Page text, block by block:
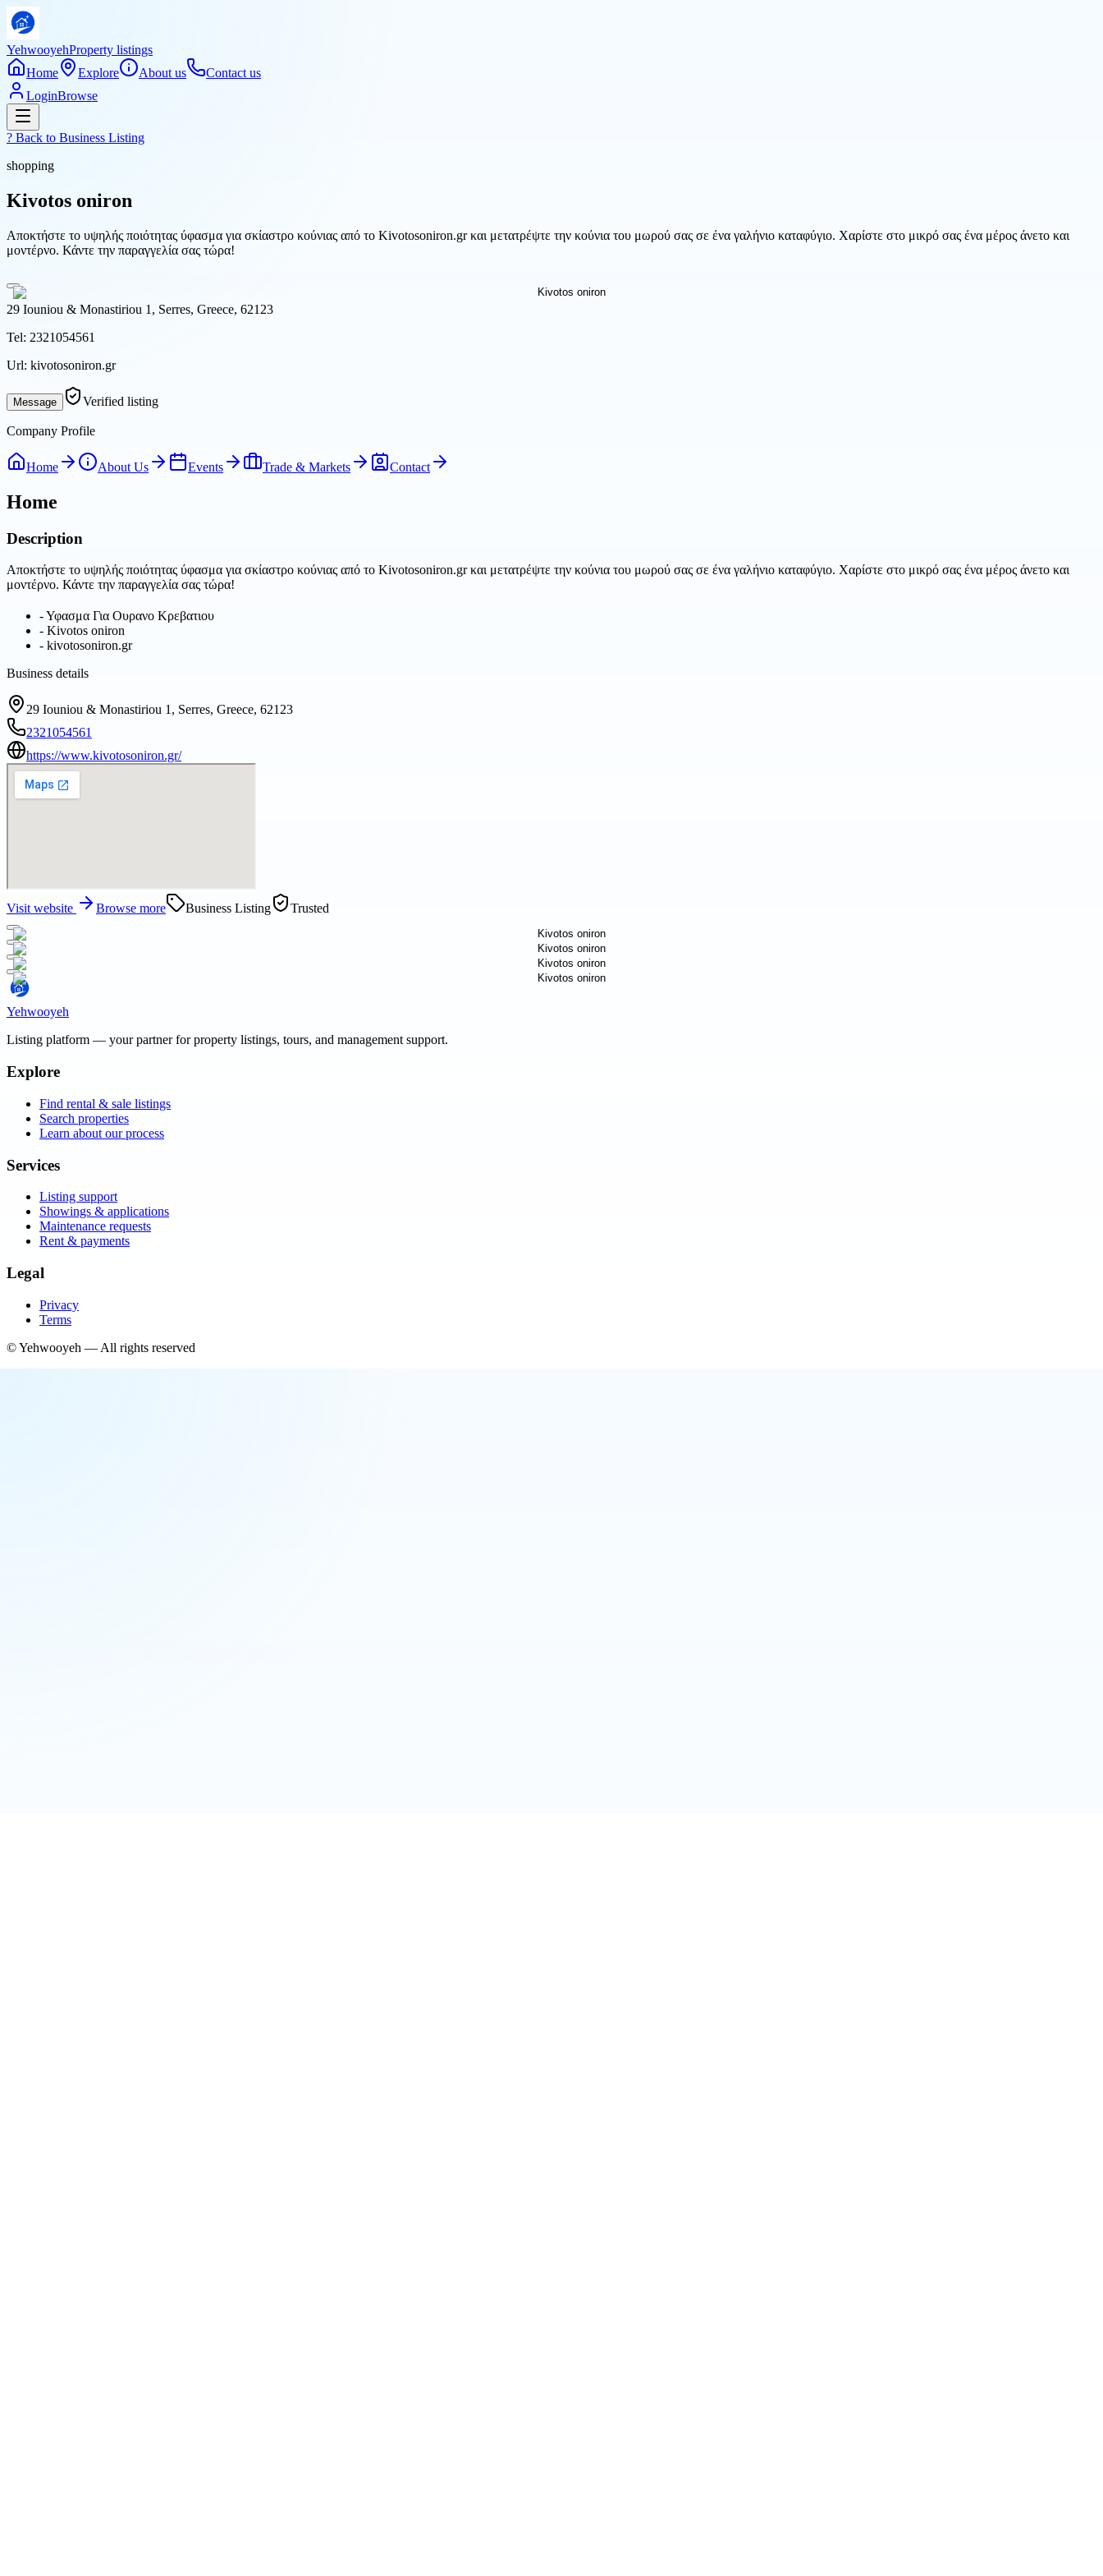
YehwooyehProperty listings
Home
Explore About us
Contact us
LoginBrowse
? Back to Business Listing
shopping
Kivotos oniron
Αποκτήστε το υψηλής ποιότητας ύφασμα για σκίαστρο κούνιας από το Kivotosoniron.gr και μετατρέψτε την κούνια του μωρού σας σε ένα γαλήνιο καταφύγιο. Χαρίστε στο μικρό σας ένα μέρος άνετο και
μοντέρνο. Κάντε την παραγγελία σας τώρα!
29 Iouniou & Monastiriou 1, Serres, Greece, 62123
Tel: 2321054561
Url: kivotosoniron.gr
Message Verified listing
Company Profile
Home About Us Events Trade & Markets Contact
Home
Description
Αποκτήστε το υψηλής ποιότητας ύφασμα για σκίαστρο κούνιας από το Kivotosoniron.gr και μετατρέψτε την κούνια του μωρού σας σε ένα γαλήνιο καταφύγιο. Χαρίστε στο μικρό σας ένα μέρος άνετο και
μοντέρνο. Κάντε την παραγγελία σας τώρα!
-Υφασμα Για Ουρανο Κρεβατιου
- Kivotos oniron
- kivotosoniron.gr
Business details
29 Iouniou & Monastiriou 1, Serres, Greece, 62123
2321054561
https://www.kivotosoniron.gr/
Visit website Browse more Business Listing Trusted
Yehwooyeh
Listing platform — your partner for property listings, tours, and management support.
Explore
Find rental & sale listings
Search properties
Learn about our process
Services
Listing support
Showings & applications
Maintenance requests
Rent & payments
Legal
Privacy
Terms
©Yehwooyeh — All rights reserved